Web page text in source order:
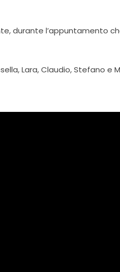
durante l’appuntamento
Lara, Claudio, Stefano e